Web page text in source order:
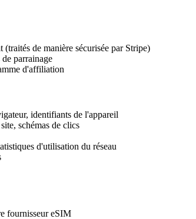
de manière sécurisée par Stripe)
parrainage
d'affiliation
identifiants de l'appareil
schémas de clics
d'utilisation du réseau
fournisseur eSIM